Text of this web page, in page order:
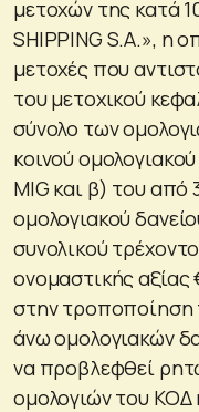
μετοχών της κατά
SHIPPING S.A.», η
μετοχές που
του μετοχικού
σύνολο των
κοινού
MIG και β) του από
ομολογιακού
συνολικού
ονομαστικής αξίας
στην
άνω ομολογιακών
να προβλεφθεί
ομολογιών του ΚΟΔ